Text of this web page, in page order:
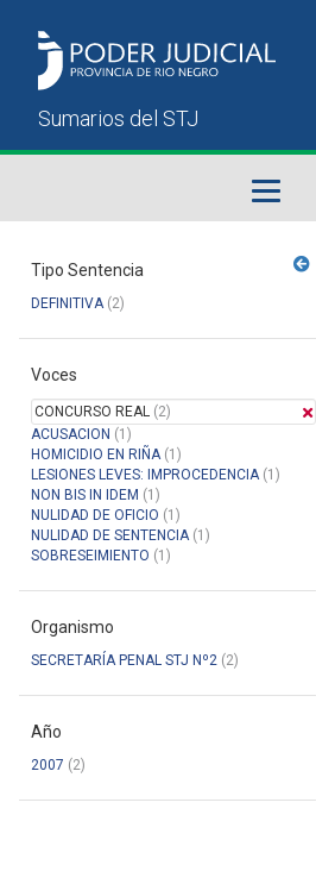
Sumarios del STJ
Manual del Usuario
Tipo Sentencia
DEFINITIVA(2)
Voces
CONCURSO REAL (2)
ACUSACION (1)
HOMICIDIO EN RIÑA(1)
LESIONES LEVES: IMPROCEDENCIA(1)
NON BIS IN IDEM (1)
NULIDAD DE OFICIO (1)
NULIDAD DE SENTENCIA(1)
SOBRESEIMIENTO (1)
Organismo
SECRETARÍA PENAL STJ Nº2 (2)
Año
2007 (2)